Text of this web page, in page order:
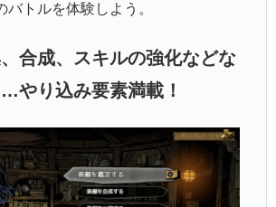
バトルを体験しよう。
合成、スキルの強化などな
やり込み要素満載！